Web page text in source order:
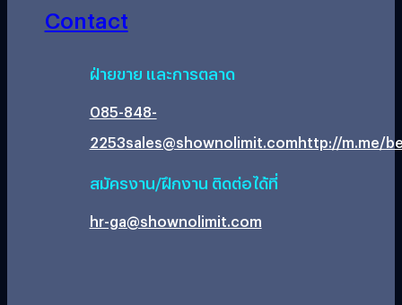
Contact
ฝ่ายขาย และการตลาด
085-848-
2253sales@shownolimit.comhttp://m.me/
สมัครงาน/ฝึกงาน ติดต่อได้ที่
hr-ga@shownolimit.com